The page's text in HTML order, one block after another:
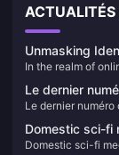
Unmasking
Avatars to
In the realm of
and asymmetrical
player-driven
jokes, and a
Le dernier
Monster
Le dernier
Domestic sci-fi
real-machine
Domestic sci-fi